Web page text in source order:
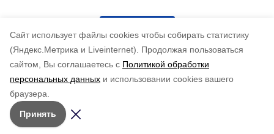
Cайт использует файлы cookies чтобы собирать статистику
(Яндекс.Метрика и Liveinternet).
Продолжая пользоваться
сайтом, Вы соглашаетесь с Политикой обработки
персональных данных и использовании cookies вашего
браузера.
Принять
Понравилась статья?